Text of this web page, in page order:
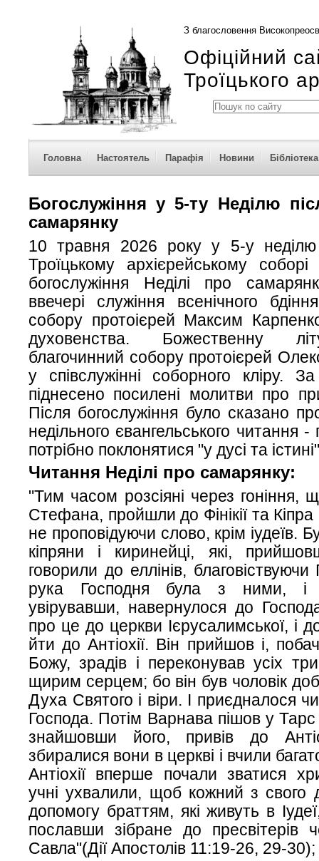
З благословення
Офіційний
Троїцького
Головна Настоятель Парафія Новини Бібліотека
Богослужіння у 5-ту Неділю
самарянку
10 травня 2026 року у 5-у
Троїцькому архієрейському
богослужіння Неділі про
ввечері служіння всенічного
собору протоієрей Максим
духовенства. Божественну
благочинний собору протоієрей
у співслужінні соборного кліру.
піднесено посилені молитви про
Після богослужіння було сказано
недільного євангельського читання
потрібно поклонятися "у дусі та
Читання Неділі про самарянку:
"Тим часом розсіяні через гоніння,
Стефана, пройшли до Фінікії та Кіпра
не проповідуючи слово, крім іудеїв.
кіпряни і киринейці, які,
говорили до еллінів, благовіствуючи
рука Господня була з ними, і
увірувавши, навернулося до
про це до церкви Ієрусалимської, і
йти до Антіохії. Він прийшов і,
Божу, зрадів і переконував усіх
щирим серцем; бо він був чоловік
Духа Святого і віри. І приєдналося
Господа. Потім Варнава пішов у
знайшовши його, привів до
збиралися вони в церкві і вчили
Антіохії вперше почали зватися
учні ухвалили, щоб кожний з свого
допомогу браттям, які живуть в
пославши зібране до пресвітерів
Савла"(Дії Апостолів 11:19-26, 29-30);